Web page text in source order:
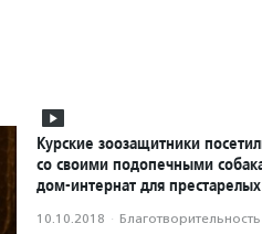
Курские зоозащитники
со своими подопечными
дом-интернат для престарелых
10.10.2018 ·